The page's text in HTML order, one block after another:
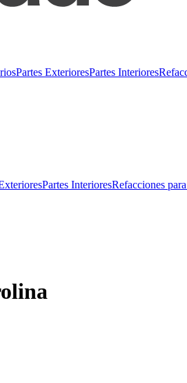
Partes ExterioresPartes Interiores
Partes InterioresRefacciones